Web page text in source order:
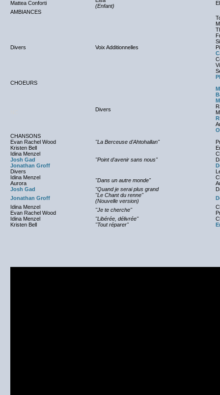
Mattea Conforti
(Enfant)
AMBIANCES
Divers Voix Additionnelles
CHOEURS
Divers
CHANSONS
Evan Rachel Wood
"La Berceuse d'Ahtohallan"
Kristen Bell
"Point d'avenir sans nous"
Idina Menzel
Josh Gad
Jonathan Groff
Divers
Idina Menzel
"Dans un autre monde"
Aurora
Josh Gad
"Quand je serai plus grand
Jonathan Groff
"Le Chant du renne"
(Nouvelle version)
Idina Menzel
"Je te cherche"
Evan Rachel Wood
Idina Menzel
"Libérée, délivrée"
Kristen Bell
"Tout réparer"